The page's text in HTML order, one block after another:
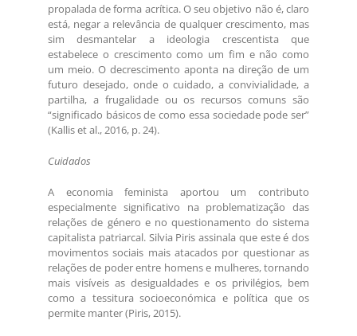
propalada de forma acrítica. O seu objetivo não é, claro
está, negar a relevância de qualquer crescimento, mas
sim desmantelar a ideologia crescentista que
estabelece o crescimento como um fim e não como
um meio. O decrescimento aponta na direção de um
futuro desejado, onde o cuidado, a convivialidade, a
partilha, a frugalidade ou os recursos comuns são
“significado básicos de como essa sociedade pode ser”
(Kallis et al., 2016, p. 24).
Cuidados
A economia feminista aportou um contributo
especialmente significativo na problematização das
relações de género e no questionamento do sistema
capitalista patriarcal. Silvia Piris assinala que este é dos
movimentos sociais mais atacados por questionar as
relações de poder entre homens e mulheres, tornando
mais visíveis as desigualdades e os privilégios, bem
como a tessitura socioeconómica e política que os
permite manter (Piris, 2015).